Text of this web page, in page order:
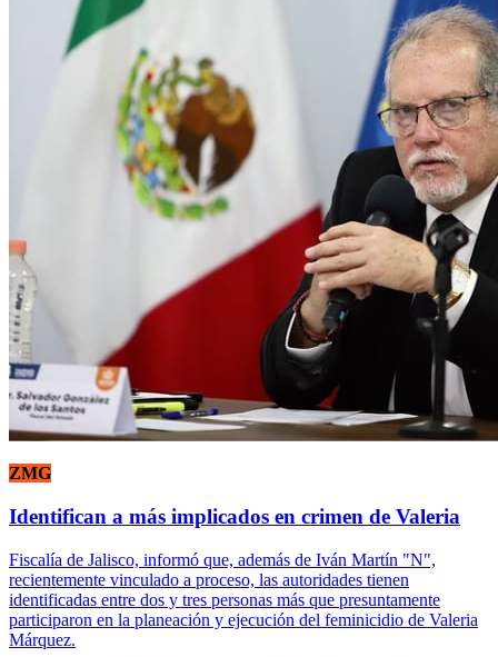
ZMG
Identifican a más implicados en crimen de Valeria
Fiscalía de Jalisco, informó que, además de Iván Martín "N",
recientemente vinculado a proceso, las autoridades tienen
identificadas entre dos y tres personas más que presuntamente
participaron en la planeación y ejecución del feminicidio de Valeria
Márquez.